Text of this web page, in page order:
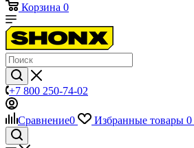
Корзина 0
+7 800 250-74-02
Сравнение0 Избранные товары 0